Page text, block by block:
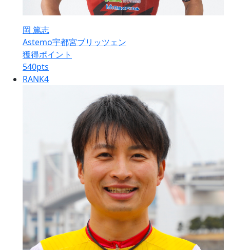
岡 篤志
Astemo宇都宮ブリッツェン
獲得ポイント
540pts
RANK4